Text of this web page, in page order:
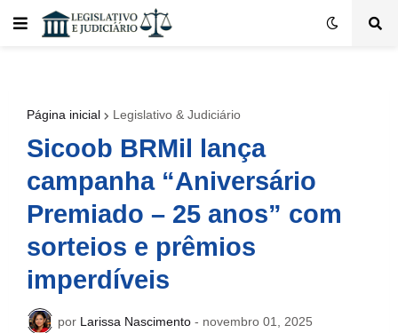
Página inicial Legislativo & Judiciário
Sicoob BRMil lança
campanha “Aniversário
Premiado – 25 anos” com
sorteios e prêmios
imperdíveis
por Larissa Nascimento - novembro 01, 2025